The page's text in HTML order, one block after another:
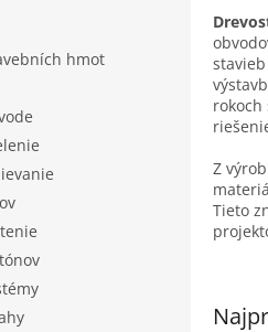
hmot
Z
Tieto